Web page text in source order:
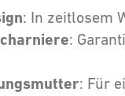
: In zeitlosem
:
: Für